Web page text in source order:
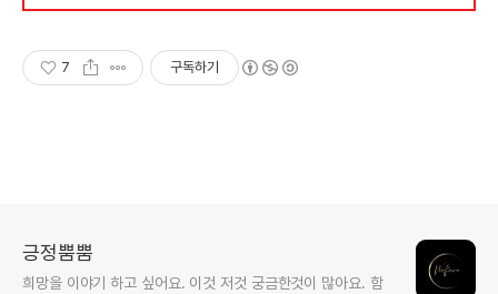
7 구독하기
긍정뿜뿜
희망을 이야기 하고 싶어요. 이것 저것 궁금한것이 많아요. 함